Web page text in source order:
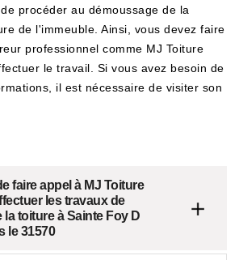
procéder au démoussage de la
de l'immeuble. Ainsi, vous devez faire
professionnel comme MJ Toiture
le travail. Si vous avez besoin de
il est nécessaire de visiter son
faire appel à MJ Toiture
les travaux de
toiture à Sainte Foy D
le 31570